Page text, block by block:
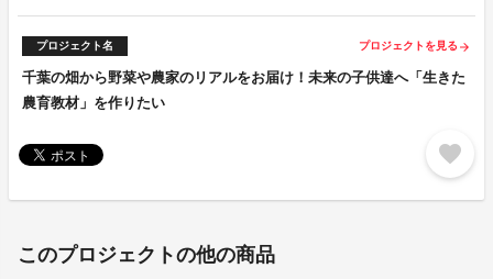
プロジェクト名 プロジェクトを見る arrow_forward
千葉の畑から野菜や農家のリアルをお届け！未来の子供達へ「生きた
農育教材」を作りたい
favorite
このプロジェクトの他の商品